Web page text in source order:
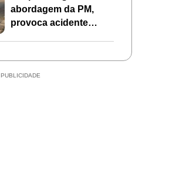
abordagem da PM,
provoca acidente
em Mirassol d’Oeste
PUBLICIDADE